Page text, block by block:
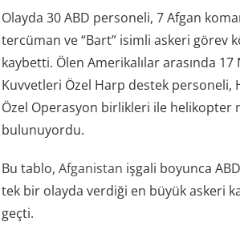
Olayda 30 ABD personeli, 7 Afgan
tercüman ve “Bart” isimli askeri görev
kaybetti. Ölen Amerikalılar arasında 17
Kuvvetleri Özel Harp destek personeli,
Özel Operasyon birlikleri ile helikopter
bulunuyordu.
Bu tablo,Afganistan işgali boyunca
tek bir olayda verdiği en büyük askeri
geçti.